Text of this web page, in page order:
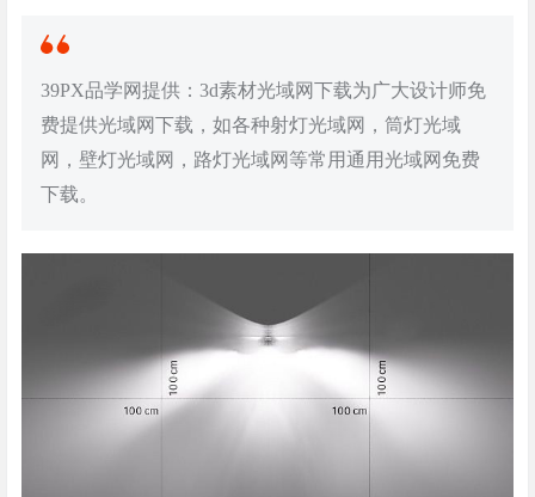
39PX品学网提供：3d素材光域网下载为广大设计师免
费提供光域网下载，如各种射灯光域网，筒灯光域
网，壁灯光域网，路灯光域网等常用通用光域网免费
下载。